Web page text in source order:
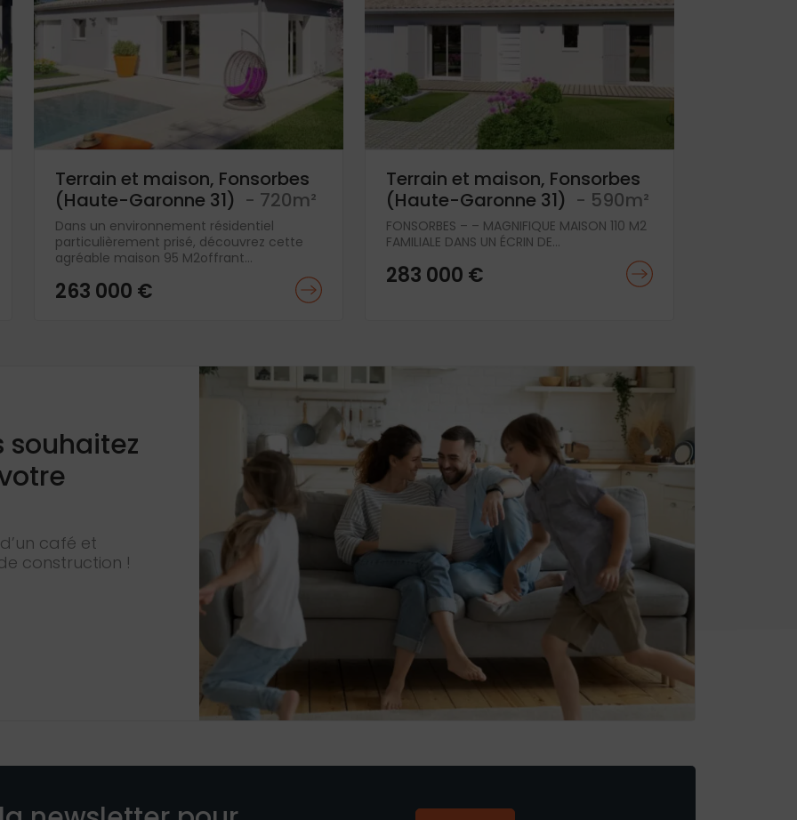
Terrain et maison, Fonsorbes
(Haute-Garonne 31) - 720m²
Dans un environnement résidentiel
particulièrement prisé, découvrez cette
agréable maison 95 M2offrant...
263 000 €
Terrain et maison, Fonsorbes
(Haute-Garonne 31) - 590m²
FONSORBES – – MAGNIFIQUE MAISON 110 M2
FAMILIALE DANS UN ÉCRIN DE...
283 000 €
souhaitez
café et
construction !